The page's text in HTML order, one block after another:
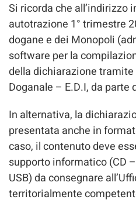
Si ricorda che all’indirizzo
autotrazione 1° trimestre
dogane e dei Monopoli
software per la
della dichiarazione
Doganale – E.D.I, da
In alternativa, la
presentata anche in
caso, il contenuto deve
supporto informatico (CD
USB) da consegnare
territorialmente